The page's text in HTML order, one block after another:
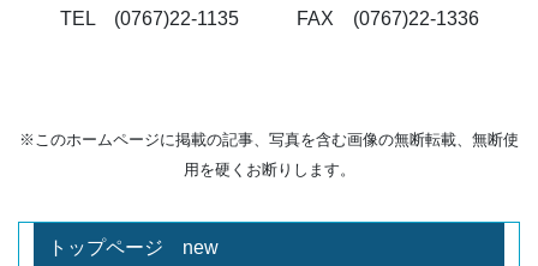
トップページ new
TEL (0767)22-1135 FAX (0767)22-1336
※ このホームページに掲載の記事、写真を含む画像の無断転載、無断使
用を硬くお断りします。